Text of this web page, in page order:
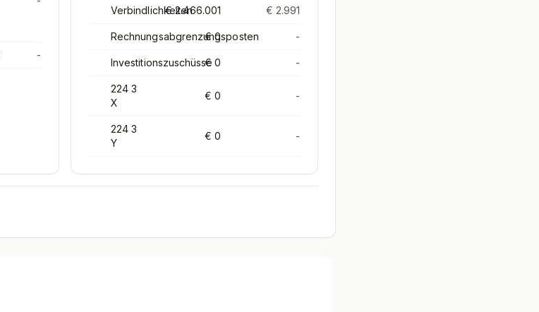
-
Verbindlichkeiten€ 2.466.001 € 2.991
Rechnungsabgrenzungsposten
€ 0 -
Investitionszuschüsse€ 0 -
224 3
X
€ 0 -
224 3
Y
€ 0 -